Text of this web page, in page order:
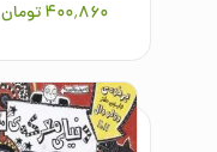
۴۰۰٬۸۶۰تومان